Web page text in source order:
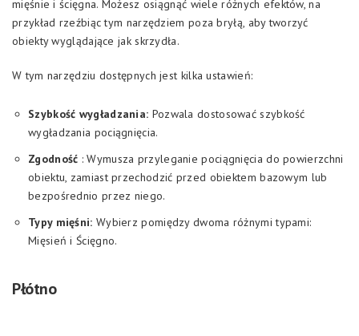
mięśnie i ścięgna. Możesz osiągnąć wiele różnych efektów, na
przykład rzeźbiąc tym narzędziem poza bryłą, aby tworzyć
obiekty wyglądające jak skrzydła.
W tym narzędziu dostępnych jest kilka ustawień:
Szybkość wygładzania: Pozwala dostosować szybkość
wygładzania pociągnięcia.
Zgodność : Wymusza przyleganie pociągnięcia do powierzchni
obiektu, zamiast przechodzić przed obiektem bazowym lub
bezpośrednio przez niego.
Typy mięśni: Wybierz pomiędzy dwoma różnymi typami:
Mięsień i Ścięgno.
Płótno